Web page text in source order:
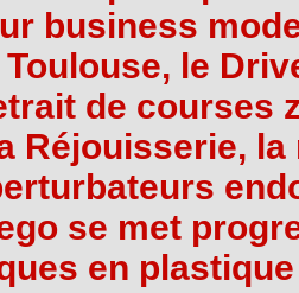
business
Toulouse, le
de courses
Réjouisserie,
se met
en